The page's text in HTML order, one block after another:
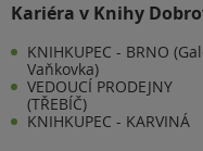
Kariéra v Knihy
KNIHKUPEC - BRNO
Vaňkovka)
VEDOUCÍ PRODEJNY
(TŘEBÍČ)
KNIHKUPEC - KARVINÁ